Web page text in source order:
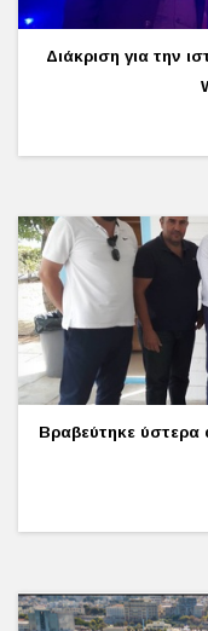
Διάκριση για την
Βραβεύτηκε ύστερα